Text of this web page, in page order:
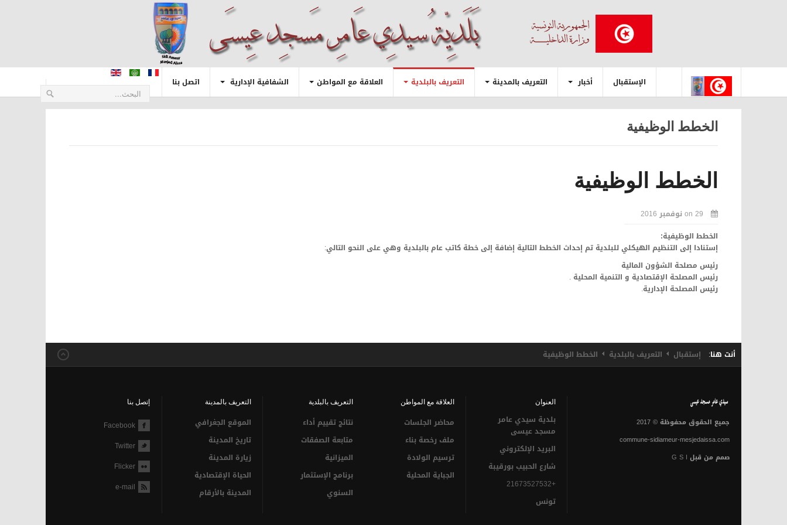
الإستقبال أخبار التعريف بالمدينة التعريف بالبلدية العلاقة مع المواطن الشفافية الإدارية اتصل بنا
الخطط الوظيفية
الخطط الوظيفية
on 29 نوفمبر 2016
الخطط الوظيفية:
إستنادا إلى التنظيم الهيكلي للبلدية تم إحداث الخطط التالية إضافة إلى خطة كاتب عام بالبلدية وهي على النحو التالي:
رئيس مصلحة الشؤون المالية
رئيس المصلحة الإقتصادية و التنمية المحلية .
رئيس المصلحة الإدارية.
أنت هنا: إستقبال التعريف بالبلدية الخطط الوظيفية
جميع الحقوق محفوظة © 2017
commune-sidiameur-mesjedaissa.com
صمم من قبل
العنوان
بلدية سيدي عامر
مسجد عيسى‎
البريد الإلكتروني
شارع الحبيب بورقيبة
+21673527532
تونس
العلاقة مع المواطن
محاضر الجلسات
ملف رخصة بناء
ترسيم الولادة
الجباية المحلية
التعريف بالبلدية
نتائج تقييم أداء
متابعة الصفقات
الميزانية
برنامج الإستثمار
السنوي
التعريف بالمدينة
الموقع الجغرافي
تاريخ المدينة
زيارة المدينة
الحياة الإقتصادية
المدينة بالأرقام
إتصل بنا
Facebook
Twitter
Flicker
e-mail